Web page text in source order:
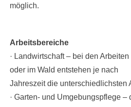
möglich.
Arbeitsbereiche
· Landwirtschaft – bei den
oder im Wald entstehen je nach
Jahreszeit die unterschiedlichsten
· Garten- und Umgebungspflege –